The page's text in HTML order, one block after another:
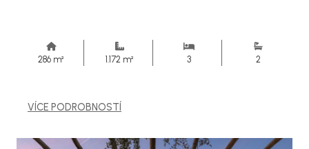
286 m² 1.172 m² 3 2
VÍCE PODROBNOSTÍ